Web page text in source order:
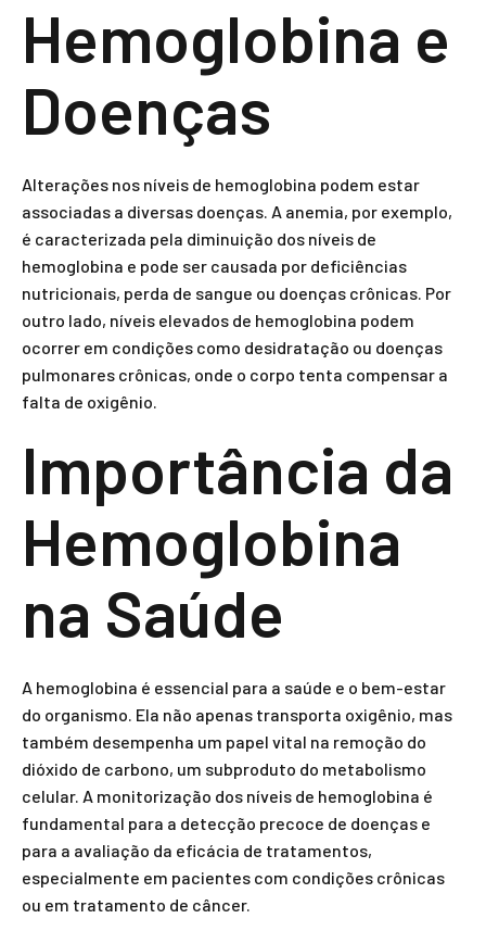
Hemoglobina e
Doenças
Alterações nos níveis de hemoglobina podem estar
associadas a diversas doenças. A anemia, por exemplo,
é caracterizada pela diminuição dos níveis de
hemoglobina e pode ser causada por deficiências
nutricionais, perda de sangue ou doenças crônicas. Por
outro lado, níveis elevados de hemoglobina podem
ocorrer em condições como desidratação ou doenças
pulmonares crônicas, onde o corpo tenta compensar a
falta de oxigênio.
Importância da
Hemoglobina
na Saúde
A hemoglobina é essencial para a saúde e o bem-estar
do organismo. Ela não apenas transporta oxigênio, mas
também desempenha um papel vital na remoção do
dióxido de carbono, um subproduto do metabolismo
celular. A monitorização dos níveis de hemoglobina é
fundamental para a detecção precoce de doenças e
para a avaliação da eficácia de tratamentos,
especialmente em pacientes com condições crônicas
ou em tratamento de câncer.